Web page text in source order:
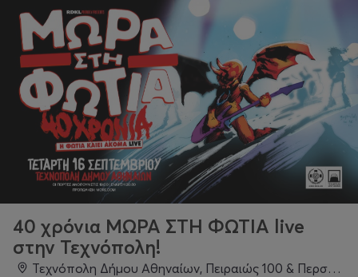
40 χρόνια ΜΩΡΑ ΣΤΗ ΦΩΤΙΑ live
στην Τεχνόπολη!
Τεχνόπολη Δήμου Αθηναίων, Πειραιώς 100 & Περσεφόνης, Γκάζι